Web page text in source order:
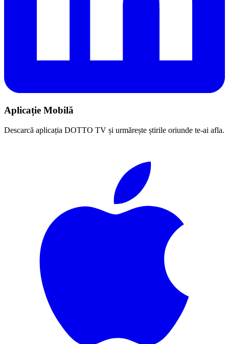
Aplicație Mobilă
Descarcă aplicația DOTTO TV și urmărește știrile oriunde te-ai afla.